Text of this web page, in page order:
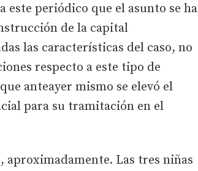
este periódico que el asunto se ha
de la capital
las características del caso, no
respecto a este tipo de
anteayer mismo se elevó el
para su tramitación en el
aproximadamente. Las tres niñas